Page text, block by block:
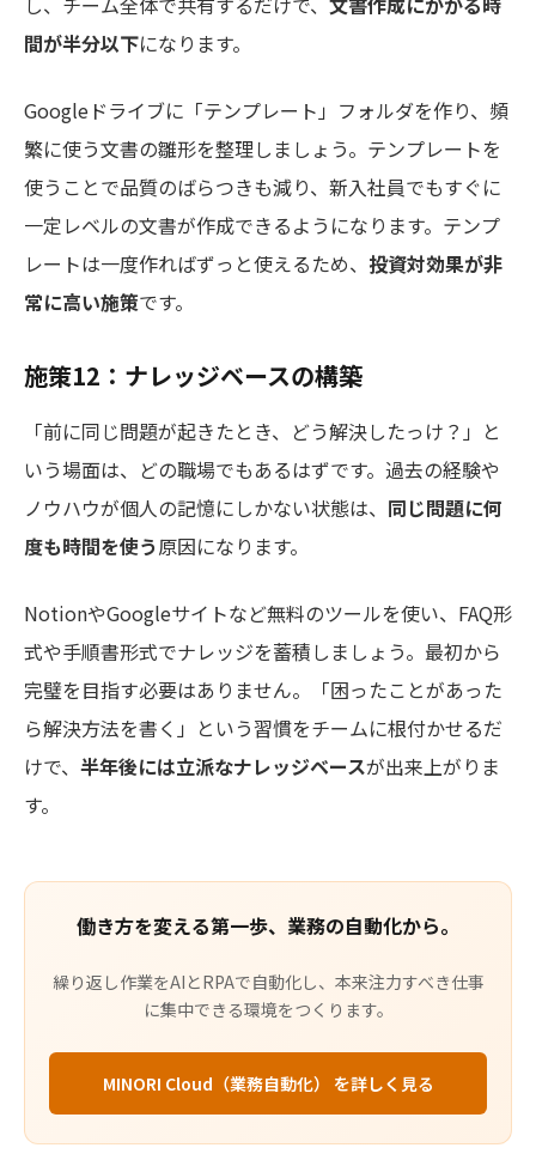
間が半分以下になります。
Googleドライブに「テンプレート」フォルダを作り、頻
繁に使う文書の雛形を整理しましょう。テンプレートを
使うことで品質のばらつきも減り、新入社員でもすぐに
一定レベルの文書が作成できるようになります。テンプ
レートは一度作ればずっと使えるため、 投資対効果が非
常に高い施策です。
施策12：ナレッジベースの構築
「前に同じ問題が起きたとき、どう解決したっけ？」と
いう場面は、どの職場でもあるはずです。過去の経験や
ノウハウが個人の記憶にしかない状態は、 同じ問題に何
度も時間を使う原因になります。
NotionやGoogleサイトなど無料のツールを使い、FAQ形
式や手順書形式でナレッジを蓄積しましょう。最初から
完璧を目指す必要はありません。「困ったことがあった
ら解決方法を書く」という習慣をチームに根付かせるだ
けで、 半年後には立派なナレッジベースが出来上がりま
す。
働き方を変える第一歩、業務の自動化から。
繰り返し作業をAIとRPAで自動化し、本来注力すべき仕事
に集中できる環境をつくります。
MINORI Cloud（業務自動化） を詳しく見る